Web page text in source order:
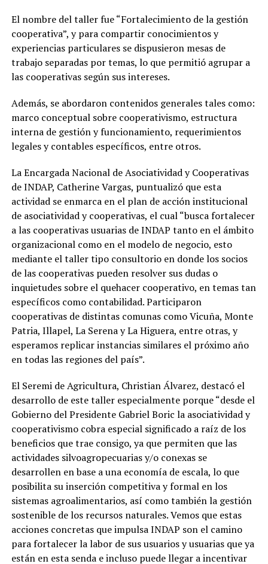
El nombre del taller fue “Fortalecimiento de la gestión
cooperativa”, y para compartir conocimientos y
experiencias particulares se dispusieron mesas de
trabajo separadas por temas, lo que permitió agrupar a
las cooperativas según sus intereses.
Además, se abordaron contenidos generales tales como:
marco conceptual sobre cooperativismo, estructura
interna de gestión y funcionamiento, requerimientos
legales y contables específicos, entre otros.
La Encargada Nacional de Asociatividad y Cooperativas
de INDAP, Catherine Vargas, puntualizó que esta
actividad se enmarca en el plan de acción institucional
de asociatividad y cooperativas, el cual “busca fortalecer
a las cooperativas usuarias de INDAP tanto en el ámbito
organizacional como en el modelo de negocio, esto
mediante el taller tipo consultorio en donde los socios
de las cooperativas pueden resolver sus dudas o
inquietudes sobre el quehacer cooperativo, en temas tan
específicos como contabilidad. Participaron
cooperativas de distintas comunas como Vicuña, Monte
Patria, Illapel, La Serena y La Higuera, entre otras, y
esperamos replicar instancias similares el próximo año
en todas las regiones del país”.
El Seremi de Agricultura, Christian Álvarez, destacó el
desarrollo de este taller especialmente porque “desde el
Gobierno del Presidente Gabriel Boric la asociatividad y
cooperativismo cobra especial significado a raíz de los
beneficios que trae consigo, ya que permiten que las
actividades silvoagropecuarias y/o conexas se
desarrollen en base a una economía de escala, lo que
posibilita su inserción competitiva y formal en los
sistemas agroalimentarios, así como también la gestión
sostenible de los recursos naturales. Vemos que estas
acciones concretas que impulsa INDAP son el camino
para fortalecer la labor de sus usuarios y usuarias que ya
están en esta senda e incluso puede llegar a incentivar